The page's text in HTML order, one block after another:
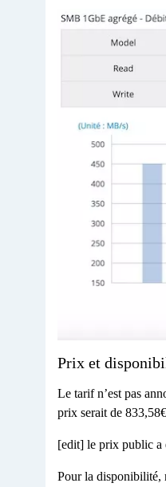
Prix et
Le tarif n’est pas
prix serait de
[edit] le prix public a
Pour la disponibilité,